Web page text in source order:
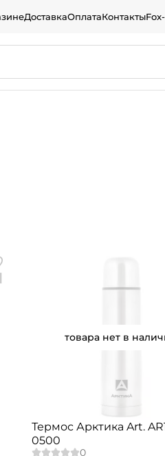
ДоставкаОплатаКонтакты
товара нет в
Термос Арктика Art.
0500